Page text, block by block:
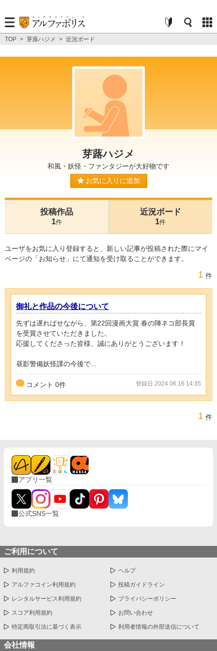
TOP > 芽蕗ハジメ > 近況ボード
芽蕗ハジメ
和風・妖怪・ファンタジーが大好物です
お気に入りに追加
投稿作品
1件
近況ボード
1件
ユーザをお気に入り登録すると、新しい記事が投稿された際にマイ
ページの「お知らせ」にて通知を受け取ることができます。
1 件
御礼と作品の今後について
先ずは遅ればせながら、第22回漫画大賞 春の陣ネコ部長賞
を受賞させていただきました。
応援してくださった皆様、誠にありがとうございます！
昼影警備妖怪課の今後で...
コメント 0件 登録日 2024.06.16 14:35
1 件
アプリ一覧
公式SNS一覧
ご利用について
利用規約 ヘルプ
アルファコイン利用規約 投稿ガイドライン
レンタルサービス利用規約 プライバシーポリシー
スコア利用規約 お問い合わせ
特定商取引法に基づく表示 利用者情報の外部送信について
会社情報